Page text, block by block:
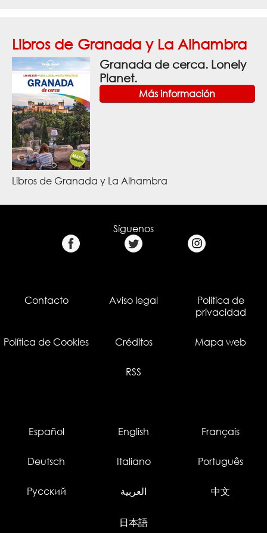
Libros de Granada y La Alhambra
Granada de cerca. Lonely
Planet.
Más información
Libros de Granada y La Alhambra
Síguenos
Contacto Aviso legal
Política de
privacidad
Política de Cookies Créditos Mapa web
RSS
Español English Français
Deutsch Italiano Português
Русский العربية 中文
日本語